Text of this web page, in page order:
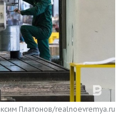
Платонов/realnoevremya.ru